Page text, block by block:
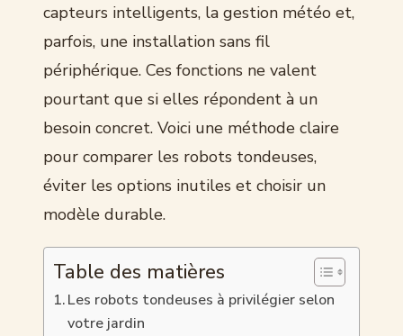
capteurs intelligents, la gestion météo et,
parfois, une installation sans fil
périphérique. Ces fonctions ne valent
pourtant que si elles répondent à un
besoin concret. Voici une méthode claire
pour comparer les robots tondeuses,
éviter les options inutiles et choisir un
modèle durable.
Table des matières
Les robots tondeuses à privilégier selon
votre jardin